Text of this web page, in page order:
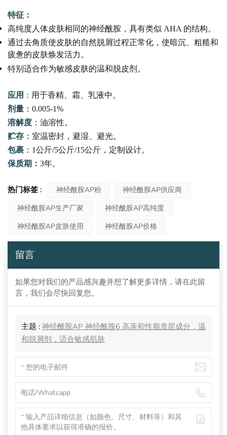
特征 ：
高纯度人体皮肤相同的神经酰胺，具有类似 AHA 的结构。
通过去角质使皮肤的自然脱屑过程正常化，使暗沉、粗糙和
疲惫的皮肤焕发活力。
特别适合作为敏感皮肤的温和脱皮剂。
应用 ： 用于香精、霜、乳液中。
剂量 ： 0.005-1%
溶解度 ： 油溶性。
贮存 ： 室温密封，避湿、避光。
包裹 ： 1公斤/5公斤/15公斤 ， 定制设计。
保质期 ： 3年。
热门标签 : 神经酰胺AP粉
神经酰胺AP供应商
神经酰胺AP生产厂家
神经酰胺AP高纯度
神经酰胺AP皮肤使用
神经酰胺AP价格
留言
如果您对我们的产品感兴趣并想了解更多详情，请在此留
言，我们会尽快回复您。
主题 : 神经酰胺AP 神经酰胺6 高亲和性脂质层成分，温
和脱屑剂，适合敏感肌肤